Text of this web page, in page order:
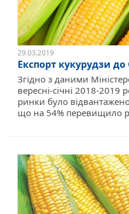
29.03.2019
Експорт кукурудзи
Згідно з даними
вересні-січні 2018-2019
ринки було
що на 54% перевищило